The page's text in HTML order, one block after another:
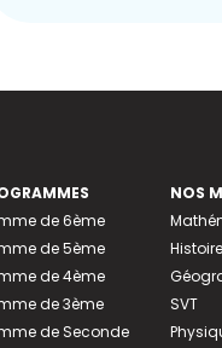
de 6ème
de 5ème
de 4ème
de 3ème
de Seconde
NOS
Histoire
SVT